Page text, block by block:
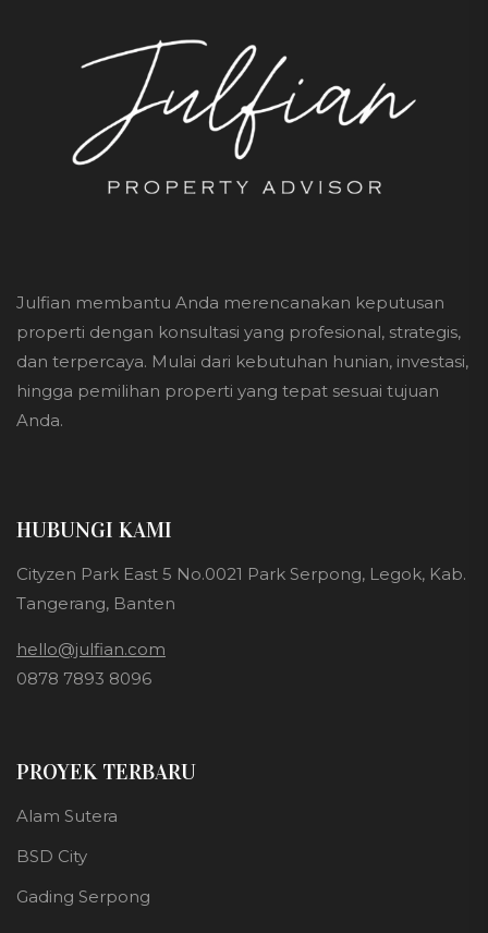
Julfian membantu Anda merencanakan keputusan
properti dengan konsultasi yang profesional, strategis,
dan terpercaya. Mulai dari kebutuhan hunian, investasi,
hingga pemilihan properti yang tepat sesuai tujuan
Anda.
HUBUNGI KAMI
Cityzen Park East 5 No.0021 Park Serpong, Legok, Kab.
Tangerang, Banten
hello@julfian.com
0878 7893 8096
PROYEK TERBARU
Alam Sutera
BSD City
Gading Serpong